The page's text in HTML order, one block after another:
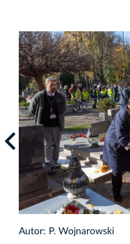
Autor: P. Wojnarowski